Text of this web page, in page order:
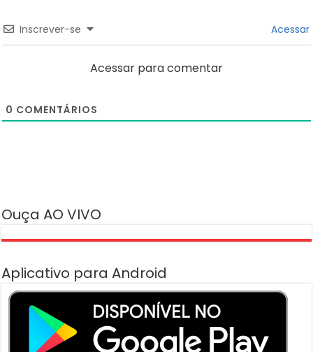
Inscrever-se Acessar
Acessar para comentar
0 COMENTÁRIOS
Ouça AO VIVO
Aplicativo para Android